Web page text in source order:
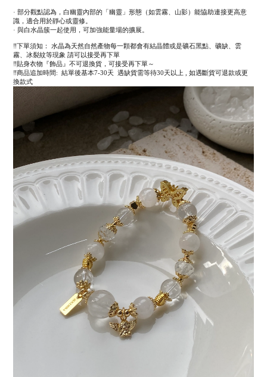
· 部分觀點認為，白幽靈內部的「幽靈」形態（如雲霧、山影）能協助連接更高意
識，適合用於靜心或靈修。
· 與白水晶簇一起使用，可加強能量場的擴展。
‼️下單須知： 水晶為天然自然產物每一顆都會有結晶體或是礦石黑點、礦缺、雲
霧、冰裂紋等現象 請可以接受再下單
‼️貼身衣物『飾品』不可退換貨，可接受再下單～
‼️商品追加時間: 結單後基本7-30天 遇缺貨需等待30天以上 , 如遇斷貨可退款或更
換款式